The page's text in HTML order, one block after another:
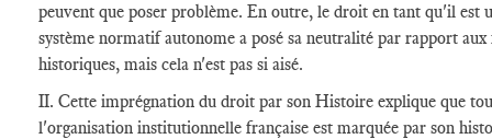
peuvent que poser problème. En outre, le droit en tant qu'il est
système normatif autonome a posé sa neutralité par rapport aux
historiques, mais cela n'est pas si aisé.
II. Cette imprégnation du droit par son Histoire explique que
l'organisation institutionnelle française est marquée par son